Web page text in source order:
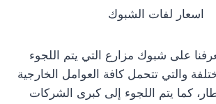
اسعار لفات الشبوك
على شبوك مزارع التي يتم اللجوء
والتي تتحمل كافة العوامل الخارجية
كما يتم اللجوء إلى كبرى الشركات